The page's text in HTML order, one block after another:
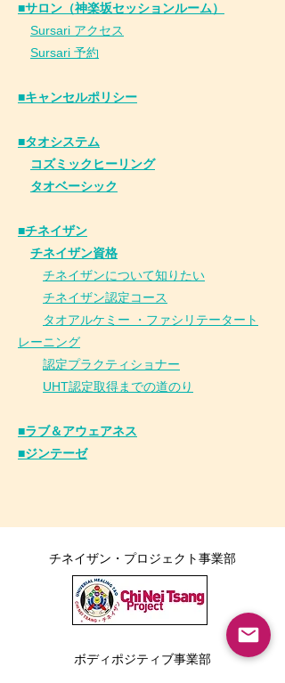
■サロン（神楽坂セッションルーム）
Sursari アクセス
Sursari 予約
​■キャンセルポリシー
■タオシステム
コズミックヒーリング
タオベーシック
■チネイザン
チネイザン資格
チネイザンについて知りたい
チネイザン認定コース
タオアルケミー ・ファシリテータート
レーニング
認定プラクティショナー
UHT認定取得までの道のり
■ラブ＆アウェアネス
■ジンテーゼ
チネイザン・プロジェクト事業部
ボディポジティブ事業部